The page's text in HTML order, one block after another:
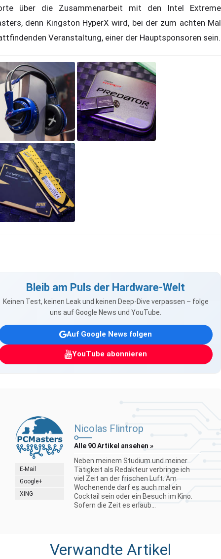
über die Zusammenarbeit mit den Intel Extreme
denn Kingston HyperX wird, bei der zum achten Mal
Veranstaltung, einer der Hauptsponsoren sein.
Bleib am Puls der Hardware-Welt
Keinen Test, keinen Leak und keinen Deep-Dive verpassen – folge
uns auf Google News und YouTube.
Auf Google News folgen
YouTube abonnieren
E-Mail
Google+
XING
Nicolas Flintrop
Alle 90 Artikel ansehen »
Neben meinem Studium und meiner
Tätigkeit als Redakteur verbringe ich
viel Zeit an der frischen Luft. Am
Wochenende darf es auch mal ein
Cocktail sein oder ein Besuch im Kino.
Sofern die Zeit es erlaub...
Verwandte Artikel